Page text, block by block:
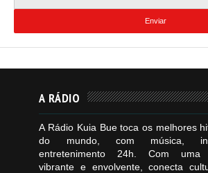
A RÁDIO
A Rádio Kuia Bue toca os melhores
do mundo, com música,
entretenimento 24h. Com uma
vibrante e envolvente, conecta